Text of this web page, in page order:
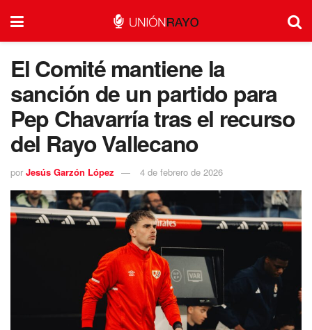
El Comité mantiene la
sanción de un partido para
Pep Chavarría tras el recurso
del Rayo Vallecano
por Jesús Garzón López 4 de febrero de 2026